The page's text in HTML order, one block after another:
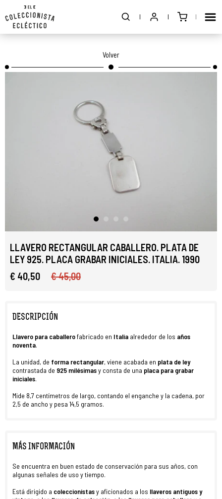
Volver
LLAVERO RECTANGULAR CABALLERO. PLATA DE
LEY 925. PLACA GRABAR INICIALES. ITALIA. 1990
€ 40,50
€ 45,00
DESCRIPCIÓN
Llavero para caballerofabricado en Italia alrededor de los años
noventa.
La unidad, de forma rectangular, viene acabada en plata de ley
contrastada de 925 milésimasy consta de una placa para grabar
iniciales.
Mide 8,7 centímetros de largo, contando el enganche y la cadena, por
2,5 de ancho y pesa 14,5 gramos.
MÁS INFORMACIÓN
Se encuentra en buen estado de conservación para sus años, con
algunas señales de uso y tiempo.
Está dirigido a coleccionistasy aficionados a los llaveros antiguos y